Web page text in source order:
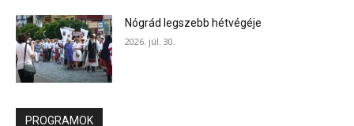
Nógrád legszebb hétvégéje
2026. júl. 30.
PROGRAMOK